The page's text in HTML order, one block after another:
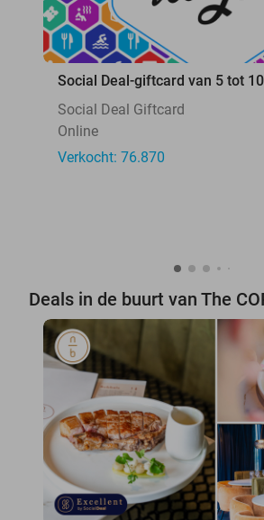
Social Deal-giftcard van 5 tot
Social Deal Giftcard
Online
Verkocht: 76.870
Deals in de buurt van The